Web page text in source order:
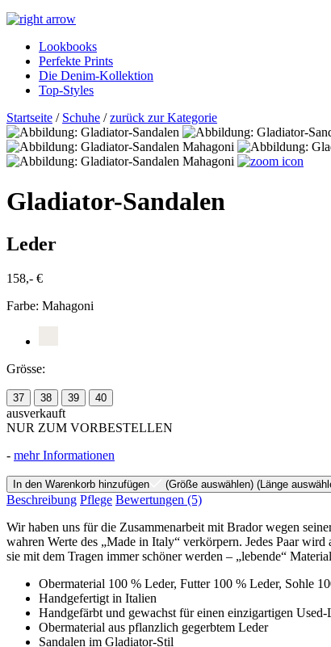
Lookbooks
Perfekte Prints
Die Denim-Kollektion
Top-Styles
Startseite / Schuhe /zurück zur Kategorie
Gladiator-Sandalen
Leder
158,- €
Farbe: Mahagoni
Grösse:
37 38 39 40
ausverkauft
NUR ZUM VORBESTELLEN
- mehr Informationen
In den Warenkorb hinzufügen (Größe auswählen) (Länge
Beschreibung Pflege Bewertungen (5)
Wir haben uns für die Zusammenarbeit mit Brador wegen
wahren Werte des „Made in Italy“ verkörpern. Jedes Paar
sie mit dem Tragen immer schöner werden – „lebende“
Obermaterial 100 % Leder, Futter 100 % Leder, Sohle
Handgefertigt in Italien
Handgefärbt und gewachst für einen einzigartigen
Obermaterial aus pflanzlich gegerbtem Leder
Sandalen im Gladiator-Stil